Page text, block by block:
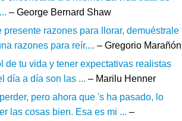
– George Bernard Shaw
presente razones para llorar, demuéstrale
razones para reír.... – Gregorio Marañón
de tu vida y tener expectativas realistas
día a día son las ... – Marilu Henner
pero ahora que 's ha pasado, lo
las cosas bien. Esa es mi ... –